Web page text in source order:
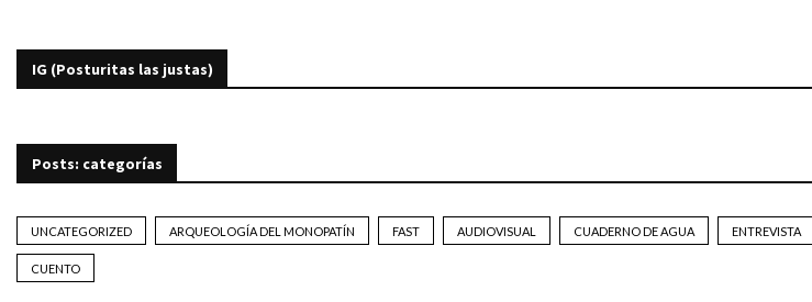
IG (Posturitas las justas)
Posts: categorías
UNCATEGORIZED ARQUEOLOGÍA DEL MONOPATÍN FAST AUDIOVISUAL CUADERNO DE AGUA ENTREVISTA
CUENTO